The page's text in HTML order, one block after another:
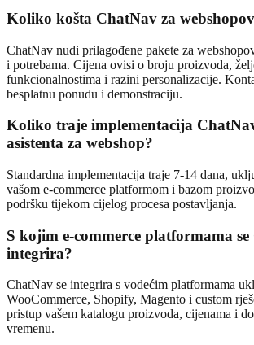
Koliko košta ChatNav za
ChatNav nudi prilagođene pakete za
i potrebama. Cijena ovisi o broju proizvoda,
funkcionalnostima i razini personalizacije.
besplatnu ponudu i demonstraciju.
Koliko traje implementacija
asistenta za webshop?
Standardna implementacija traje 7-14 dana,
vašom e-commerce platformom i bazom
podršku tijekom cijelog procesa postavljanja.
S kojim e-commerce platformama
integrira?
ChatNav se integrira s vodećim platformama
WooCommerce, Shopify, Magento i custom
pristup vašem katalogu proizvoda, cijenama i
vremenu.